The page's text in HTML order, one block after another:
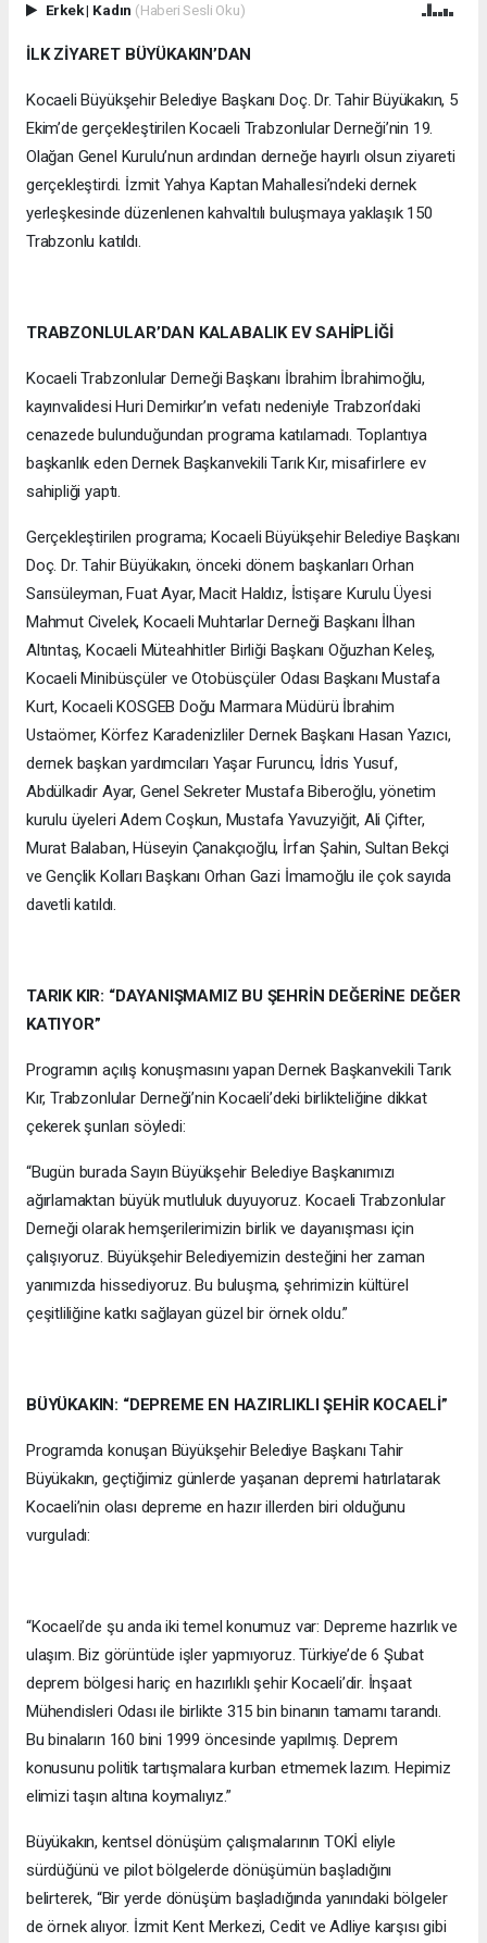
Erkek| Kadın (Haberi Sesli Oku)
İLK ZİYARET BÜYÜKAKIN’DAN
Kocaeli Büyükşehir Belediye Başkanı Doç. Dr. Tahir Büyükakın, 5
Ekim’de gerçekleştirilen Kocaeli Trabzonlular Derneği’nin 19.
Olağan Genel Kurulu’nun ardından derneğe hayırlı olsun ziyareti
gerçekleştirdi. İzmit Yahya Kaptan Mahallesi’ndeki dernek
yerleşkesinde düzenlenen kahvaltılı buluşmaya yaklaşık 150
Trabzonlu katıldı.
TRABZONLULAR’DAN KALABALIK EV SAHİPLİĞİ
Kocaeli Trabzonlular Derneği Başkanı İbrahim İbrahimoğlu,
kayınvalidesi Huri Demirkır’ın vefatı nedeniyle Trabzon’daki
cenazede bulunduğundan programa katılamadı. Toplantıya
başkanlık eden Dernek Başkanvekili Tarık Kır, misafirlere ev
sahipliği yaptı.
Gerçekleştirilen programa; Kocaeli Büyükşehir Belediye Başkanı
Doç. Dr. Tahir Büyükakın, önceki dönem başkanları Orhan
Sarısüleyman, Fuat Ayar, Macit Haldız, İstişare Kurulu Üyesi
Mahmut Civelek, Kocaeli Muhtarlar Derneği Başkanı İlhan
Altıntaş, Kocaeli Müteahhitler Birliği Başkanı Oğuzhan Keleş,
Kocaeli Minibüsçüler ve Otobüsçüler Odası Başkanı Mustafa
Kurt, Kocaeli KOSGEB Doğu Marmara Müdürü İbrahim
Ustaömer, Körfez Karadenizliler Dernek Başkanı Hasan Yazıcı,
dernek başkan yardımcıları Yaşar Furuncu, İdris Yusuf,
Abdülkadir Ayar, Genel Sekreter Mustafa Biberoğlu, yönetim
kurulu üyeleri Adem Coşkun, Mustafa Yavuzyiğit, Ali Çifter,
Murat Balaban, Hüseyin Çanakçıoğlu, İrfan Şahin, Sultan Bekçi
ve Gençlik Kolları Başkanı Orhan Gazi İmamoğlu ile çok sayıda
davetli katıldı.
TARIK KIR: “DAYANIŞMAMIZ BU ŞEHRİN DEĞERİNE DEĞER
KATIYOR”
Programın açılış konuşmasını yapan Dernek Başkanvekili Tarık
Kır, Trabzonlular Derneği’nin Kocaeli’deki birlikteliğine dikkat
çekerek şunları söyledi:
“Bugün burada Sayın Büyükşehir Belediye Başkanımızı
ağırlamaktan büyük mutluluk duyuyoruz. Kocaeli Trabzonlular
Derneği olarak hemşerilerimizin birlik ve dayanışması için
çalışıyoruz. Büyükşehir Belediyemizin desteğini her zaman
yanımızda hissediyoruz. Bu buluşma, şehrimizin kültürel
çeşitliliğine katkı sağlayan güzel bir örnek oldu.”
BÜYÜKAKIN: “DEPREME EN HAZIRLIKLI ŞEHİR KOCAELİ”
Programda konuşan Büyükşehir Belediye Başkanı Tahir
Büyükakın, geçtiğimiz günlerde yaşanan depremi hatırlatarak
Kocaeli’nin olası depreme en hazır illerden biri olduğunu
vurguladı:
“Kocaeli’de şu anda iki temel konumuz var: Depreme hazırlık ve
ulaşım. Biz görüntüde işler yapmıyoruz. Türkiye’de 6 Şubat
deprem bölgesi hariç en hazırlıklı şehir Kocaeli’dir. İnşaat
Mühendisleri Odası ile birlikte 315 bin binanın tamamı tarandı.
Bu binaların 160 bini 1999 öncesinde yapılmış. Deprem
konusunu politik tartışmalara kurban etmemek lazım. Hepimiz
elimizi taşın altına koymalıyız.”
Büyükakın, kentsel dönüşüm çalışmalarının TOKİ eliyle
sürdüğünü ve pilot bölgelerde dönüşümün başladığını
belirterek, “Bir yerde dönüşüm başladığında yanındaki bölgeler
de örnek alıyor. İzmit Kent Merkezi, Cedit ve Adliye karşısı gibi